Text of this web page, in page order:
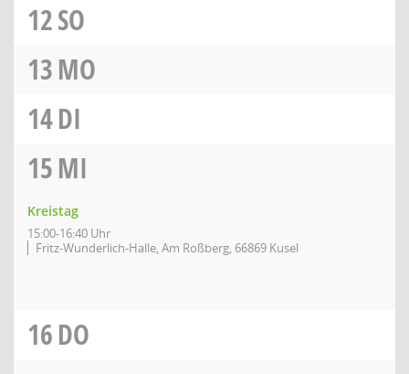
12SO
13MO
14DI
15MI
Kreistag
15:00-16:40 Uhr
Fritz-Wunderlich-Halle, Am Roßberg, 66869 Kusel
16DO